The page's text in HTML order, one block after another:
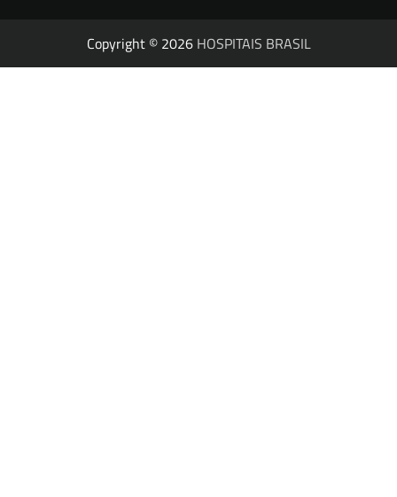
Copyright © 2026 HOSPITAIS BRASIL